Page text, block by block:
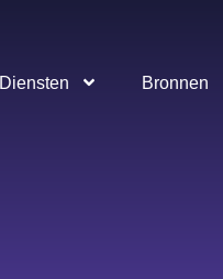
Diensten Bronnen